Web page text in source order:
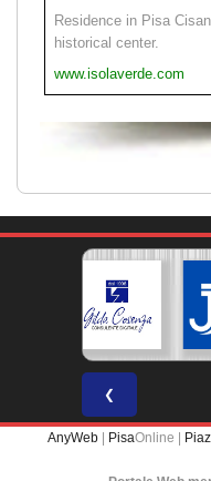
Residence in Pisa
historical center.
www.isolaverde.com
❮
AnyWeb PisaOnline |